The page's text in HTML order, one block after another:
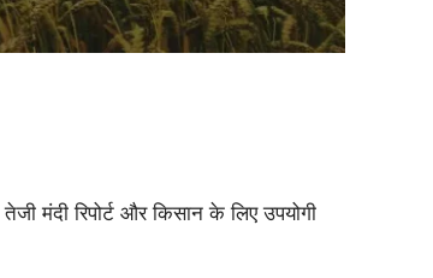
तेजी मंदी रिपोर्ट और किसान के लिए उपयोगी